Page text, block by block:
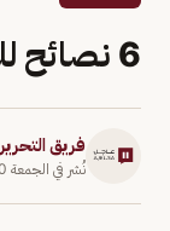
6 نصائح للحفاظ على صحة الكليتين
فريق التحرير
نُشر في الجمعة 10 فبراير 2023